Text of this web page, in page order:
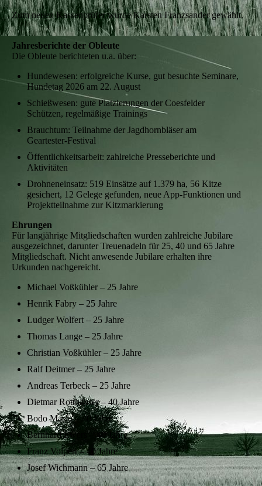
Zum neuen Kassenprüfer wurde Karsten Franzsander gewählt.
Jahresberichte der Obleute
Die Obleute berichteten u.a. über:
Hundewesen: erfolgreiche Kurse, gut besuchte Seminare,
Hundetag 2026 am 22. August
Schießwesen: gute Platzierungen der Coesfelder
Schützen, regelmäßige Trainings
Brauchtum: Teilnahme der Jagdhornbläser am
Geartester‑Festival
Öffentlichkeitsarbeit: zahlreiche Presseberichte und
Aktivitäten
Drohneneinsatz: 519 Einsätze auf 1.379 ha, 56 Kitze
gesichert, 12 Gelege gefunden, neue App‑Funktionen und
Projektteilnahme zur Kitzmarkierung
Ehrungen
Für langjährige Mitgliedschaften wurden zahlreiche Jubilare
ausgezeichnet, darunter Treuenadeln für 25, 40 und 65 Jahre
Mitgliedschaft. Nicht anwesende Jubilare erhalten ihre
Urkunden nachgereicht.
Michael Voßkühler – 25 Jahre
Henrik Fabry – 25 Jahre
Ludger Wolfert – 25 Jahre
Thomas Lange – 25 Jahre
Christian Voßkühler – 25 Jahre
Ralf Deitmer – 25 Jahre
Andreas Terbeck – 25 Jahre
Dietmar Rotthäuser – 40 Jahre
Bodo Maslo – 40 Jahre
Bernhard Ewers – 40 Jahre
Franz Volpert – 40 Jahre
Josef Wichmann – 65 Jahre